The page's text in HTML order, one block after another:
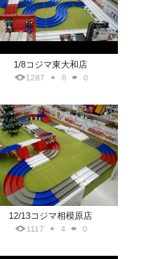
1/8コジマ東大和店
1287 6 0
12/13コジマ相模原店
1117 4 0